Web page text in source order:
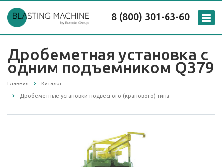
8 (800) 301-63-60
Дробеметная установка с
одним подъемником Q379
Главная Каталог
Дробеметные установки подвесного (кранового) типа